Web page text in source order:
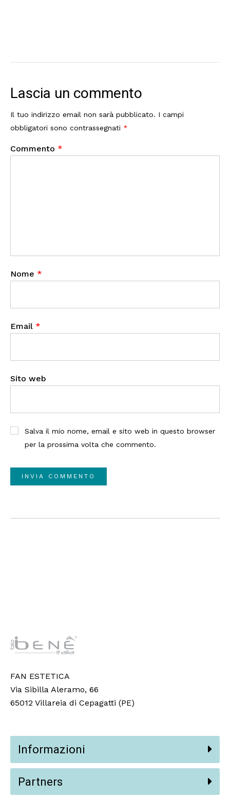
Lascia un commento
Il tuo indirizzo email non sarà pubblicato. I campi
obbligatori sono contrassegnati *
Commento *
Nome *
Email *
Sito web
Salva il mio nome, email e sito web in questo browser
per la prossima volta che commento.
FAN ESTETICA
Via Sibilla Aleramo, 66
65012 Villareia di Cepagatti (PE)
Informazioni
Partners